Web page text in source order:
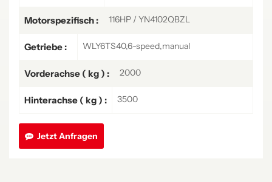
Motorspezifisch : 116HP / YN4102QBZL
Getriebe : WLY6TS40,6-speed,manual
Vorderachse ( kg ) : 2000
Hinterachse ( kg ) : 3500
Jetzt Anfragen